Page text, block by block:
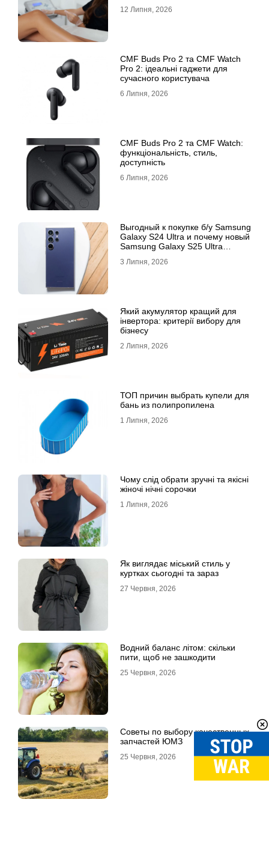
12 Липня, 2026
CMF Buds Pro 2 та CMF Watch
Pro 2: ідеальні гаджети для
сучасного користувача
6 Липня, 2026
CMF Buds Pro 2 та CMF Watch:
функціональність, стиль,
доступність
6 Липня, 2026
Выгодный к покупке б/у Samsung
Galaxy S24 Ultra и почему новый
Samsung Galaxy S25 Ultra
3 Липня, 2026
Який акумулятор кращий для
інвертора: критерії вибору для
бізнесу
2 Липня, 2026
ТОП причин выбрать купели для
бань из полипропилена
1 Липня, 2026
Чому слід обрати зручні та якісні
жіночі нічні сорочки
1 Липня, 2026
Як виглядає міський стиль у
куртках сьогодні та зараз
27 Червня, 2026
Водний баланс літом: скільки
пити, щоб не зашкодити
25 Червня, 2026
Советы по выбору качественных
запчастей ЮМЗ
25 Червня, 2026